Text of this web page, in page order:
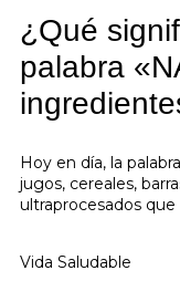
¿Qué
palabra
Hoy en día, la
jugos, cereales,
ultraprocesados
Vida Saludable